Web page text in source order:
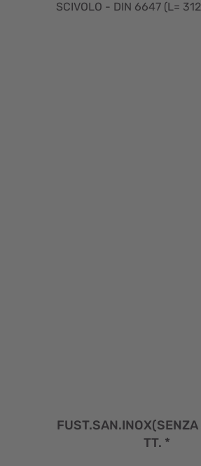
SCIVOLO - DIN 6647 (L=
TT. *